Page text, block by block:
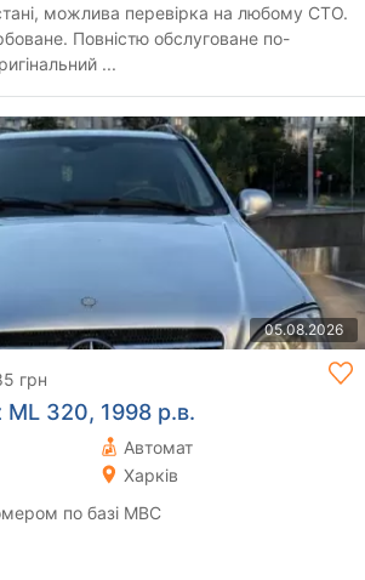
можлива перевірка на любому СТО.
Повністю обслуговане по-
...
05.08.2026
грн
320, 1998 р.в.
Автомат
Харків
по базі МВС